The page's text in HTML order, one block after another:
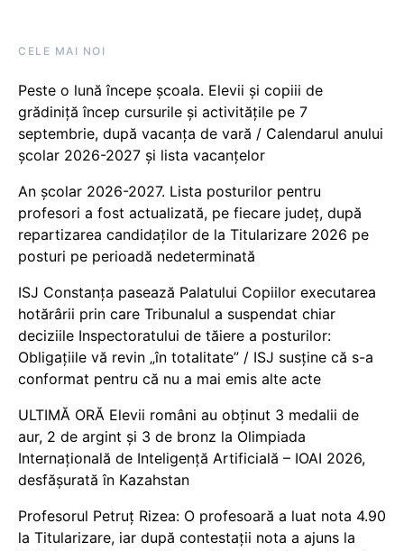
CELE MAI NOI
Peste o lună începe școala. Elevii și copiii de
grădiniță încep cursurile și activitățile pe 7
septembrie, după vacanța de vară / Calendarul anului
școlar 2026-2027 și lista vacanțelor
An școlar 2026-2027. Lista posturilor pentru
profesori a fost actualizată, pe fiecare județ, după
repartizarea candidaților de la Titularizare 2026 pe
posturi pe perioadă nedeterminată
ISJ Constanța pasează Palatului Copiilor executarea
hotărârii prin care Tribunalul a suspendat chiar
deciziile Inspectoratului de tăiere a posturilor:
Obligațiile vă revin „în totalitate” / ISJ susține că s-a
conformat pentru că nu a mai emis alte acte
ULTIMĂ ORĂ Elevii români au obținut 3 medalii de
aur, 2 de argint și 3 de bronz la Olimpiada
Internațională de Inteligență Artificială – IOAI 2026,
desfășurată în Kazahstan
Profesorul Petruț Rizea: O profesoară a luat nota 4.90
la Titularizare, iar după contestații nota a ajuns la